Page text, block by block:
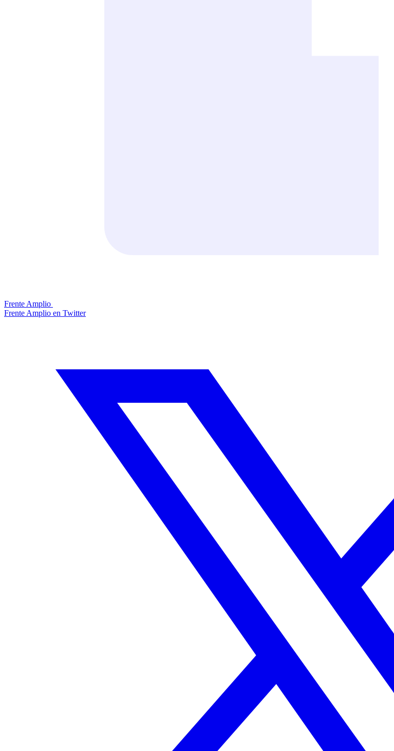
Frente Amplio
Frente Amplio en Twitter